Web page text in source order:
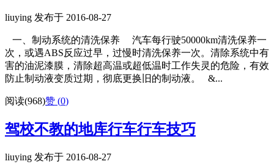
liuying 发布于 2016-08-27
一、制动系统的清洗保养 汽车每行驶50000km清洗保养一
次，或遇ABS反应过早，过慢时清洗保养一次。清除系统中有
害的油泥漆膜，清除超高温或超低温时工作失灵的危险，有效
防止制动液变质过期，彻底更换旧的制动液。 &...
阅读(968)赞 (0)
驾校不教的地库行车行车技巧
liuying 发布于 2016-08-27